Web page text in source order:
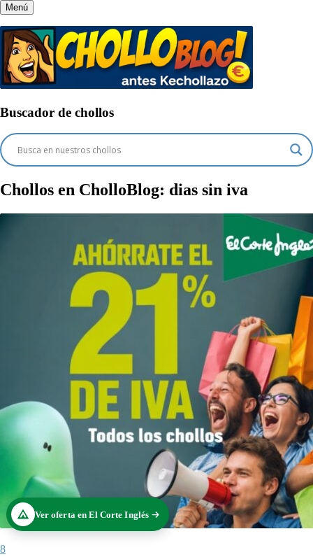
Menú
Buscador de chollos
Chollos en CholloBlog: dias sin iva
Ver oferta en El Corte Inglés
8